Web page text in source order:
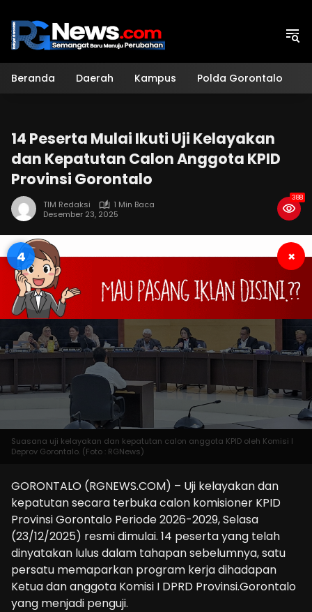
konten
Beranda Daerah Kampus Polda Gorontalo
14 Peserta Mulai Ikuti Uji Kelayakan
dan Kepatutan Calon Anggota KPID
Provinsi Gorontalo
TIM Redaksi
1 Min Baca
Desember 23, 2025
388
3 ×
Suasana uji kelayakan dan kepatutan calon anggota KPID oleh Komisi I
Deprov Gorontalo. (Foto : RGNews)
GORONTALO (RGNEWS.COM) – Uji kelayakan dan
kepatutan secara terbuka calon komisioner KPID
Provinsi Gorontalo Periode 2026-2029, Selasa
(23/12/2025) resmi dimulai. 14 peserta yang telah
dinyatakan lulus dalam tahapan sebelumnya, satu
persatu memaparkan program kerja dihadapan
Ketua dan anggota Komisi I DPRD Provinsi.Gorontalo
yang menjadi penguji.